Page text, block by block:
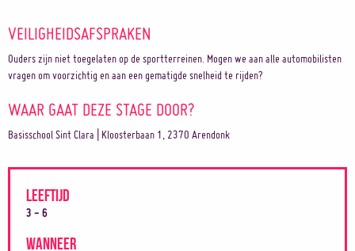
VEILIGHEIDSAFSPRAKEN
Ouders zijn niet toegelaten op de sportterreinen. Mogen we aan alle automobilisten
vragen om voorzichtig en aan een gematigde snelheid te rijden?
WAAR GAAT DEZE STAGE DOOR?
Basisschool Sint Clara | Kloosterbaan 1, 2370 Arendonk
LEEFTIJD
3 - 6
WANNEER